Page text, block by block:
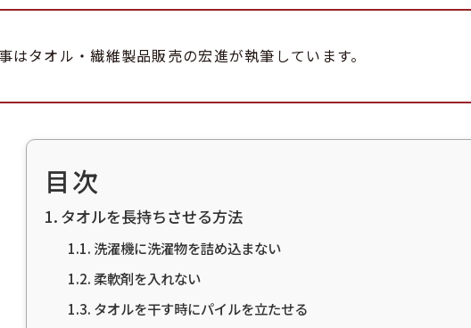
はタオル・繊維製品販売の宏進が執筆しています。
目次
タオルを長持ちさせる方法
洗濯機に洗濯物を詰め込まない
柔軟剤を入れない
タオルを干す時にパイルを立たせる